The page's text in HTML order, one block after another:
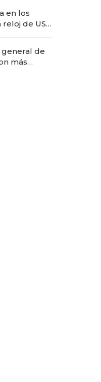
en los
de US$
general de
más